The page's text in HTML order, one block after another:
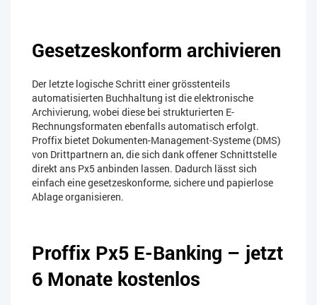
Gesetzeskonform archivieren
Der letzte logische Schritt einer grösstenteils
automatisierten Buchhaltung ist die elektronische
Archivierung, wobei diese bei strukturierten E-
Rechnungsformaten ebenfalls automatisch erfolgt.
Proffix bietet Dokumenten-Management-Systeme (DMS)
von Drittpartnern an, die sich dank offener Schnittstelle
direkt ans Px5 anbinden lassen. Dadurch lässt sich
einfach eine gesetzeskonforme, sichere und papierlose
Ablage organisieren.
Proffix Px5 E-Banking – jetzt
6 Monate kostenlos